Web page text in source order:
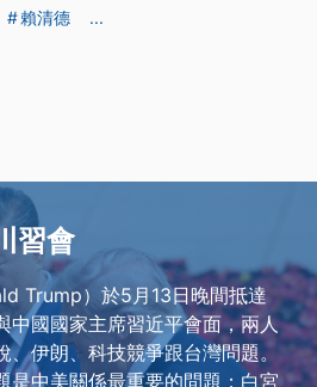
賴清德 ...
習會
Trump）於5月13日晚間抵達
中國國家主席習近平會面，兩人
、伊朗、科技競爭跟台灣問題。
是中美關係最重要的問題；白宮